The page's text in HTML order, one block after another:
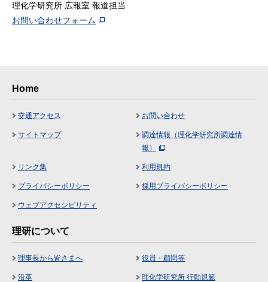
理化学研究所 広報室 報道担当
お問い合わせフォーム
Home
交通アクセス お問い合わせ
サイトマップ
調達情報（理化学研究所調達情
報）
リンク集 利用規約
プライバシーポリシー 採用プライバシーポリシー
ウェブアクセシビリティ
理研について
理事長から皆さまへ 役員・顧問等
沿革 理化学研究所 行動規範